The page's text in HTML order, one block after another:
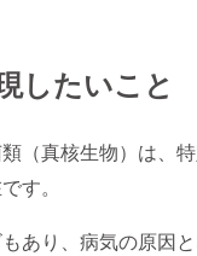
したいこと
（真核生物）は、
す。
あり、病気の原因と